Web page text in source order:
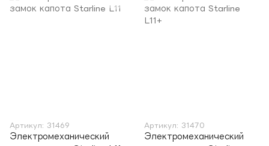
Артикул: 31469
Электромеханический
Артикул: 31470
Электромеханический